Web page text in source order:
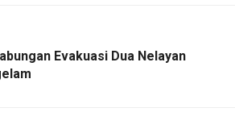
Evakuasi Dua Nelayan